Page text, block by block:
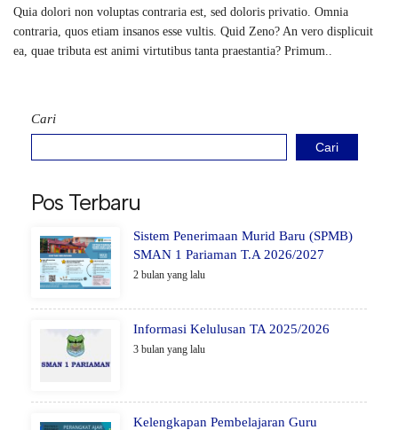
Quia dolori non voluptas contraria est, sed doloris privatio. Omnia
contraria, quos etiam insanos esse vultis. Quid Zeno? An vero displicuit
ea, quae tributa est animi virtutibus tanta praestantia? Primum..
Cari
Cari
Pos Terbaru
Sistem Penerimaan Murid Baru (SPMB)
SMAN 1 Pariaman T.A 2026/2027
2 bulan yang lalu
Informasi Kelulusan TA 2025/2026
3 bulan yang lalu
Kelengkapan Pembelajaran Guru